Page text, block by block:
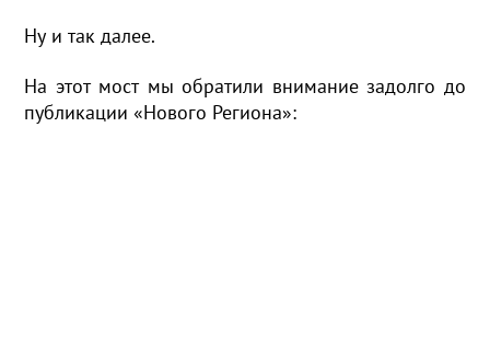
Ну и так далее.
На этот мост мы обратили внимание задолго до
публикации «Нового Региона»: